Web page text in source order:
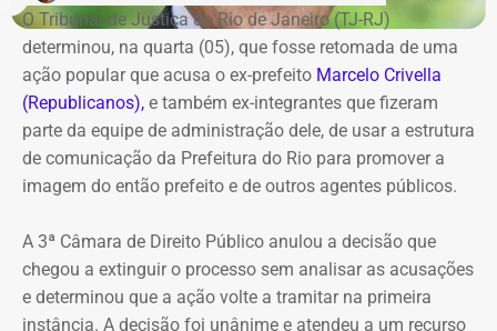
O Tribunal de Justiça do Rio de Janeiro (TJ-RJ)
determinou, na quarta (05), que fosse retomada de uma
ação popular que acusa o ex-prefeito Marcelo Crivella
(Republicanos), e também ex-integrantes que fizeram
parte da equipe de administração dele, de usar a estrutura
de comunicação da Prefeitura do Rio para promover a
imagem do então prefeito e de outros agentes públicos.
A 3ª Câmara de Direito Público anulou a decisão que
chegou a extinguir o processo sem analisar as acusações
e determinou que a ação volte a tramitar na primeira
instância. A decisão foi unânime e atendeu a um recurso